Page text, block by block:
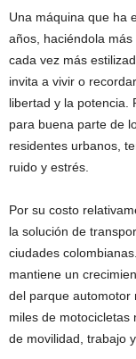
Una máquina que ha
años, haciéndola
cada vez más
invita a vivir o
libertad y la potencia.
para buena parte de
residentes urbanos,
ruido y estrés.
Por su costo
la solución de
ciudades
mantiene un
del parque automotor
miles de motocicletas
de movilidad, trabajo